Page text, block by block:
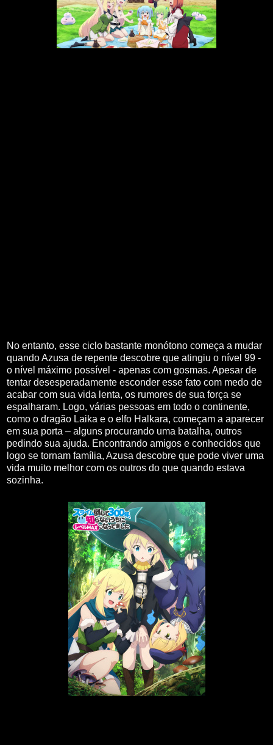
No entanto, esse ciclo bastante monótono começa a mudar
quando Azusa de repente descobre que atingiu o nível 99 -
o nível máximo possível - apenas com gosmas. Apesar de
tentar desesperadamente esconder esse fato com medo de
acabar com sua vida lenta, os rumores de sua força se
espalharam. Logo, várias pessoas em todo o continente,
como o dragão Laika e o elfo Halkara, começam a aparecer
em sua porta – alguns procurando uma batalha, outros
pedindo sua ajuda. Encontrando amigos e conhecidos que
logo se tornam família, Azusa descobre que pode viver uma
vida muito melhor com os outros do que quando estava
sozinha.